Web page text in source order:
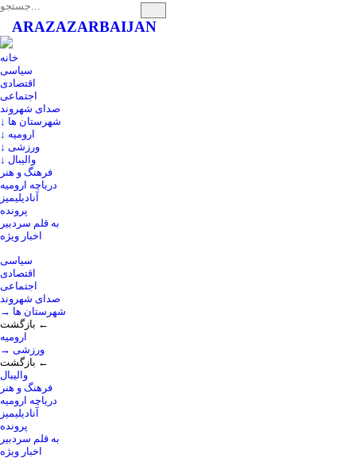
ARAZAZARBAIJAN
خانه
سیاسی
اقتصادی
اجتماعی
صدای شهروند
↓ شهرستان ها
↓ ارومیه
↓ ورزشی
↓ والیبال
فرهنگ و هنر
دریاچه ارومیه
آنادیلیمیز
پرونده
به قلم سردبیر
اخبار ویژه
سیاسی
اقتصادی
اجتماعی
صدای شهروند
→ شهرستان ها
بازگشت ←
ارومیه
→ ورزشی
بازگشت ←
والیبال
فرهنگ و هنر
دریاچه ارومیه
آنادیلیمیز
پرونده
به قلم سردبیر
اخبار ویژه